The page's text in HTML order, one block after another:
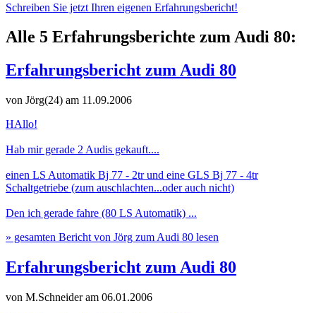
Schreiben Sie jetzt Ihren eigenen Erfahrungsbericht!
Alle 5 Erfahrungsberichte zum Audi 80:
Erfahrungsbericht zum Audi 80
von Jörg(24) am 11.09.2006
HAllo!
Hab mir gerade 2 Audis gekauft....
einen LS Automatik Bj 77 - 2tr und eine GLS Bj 77 - 4tr
Schaltgetriebe (zum auschlachten...oder auch nicht)
Den ich gerade fahre (80 LS Automatik) ...
» gesamten Bericht von Jörg zum Audi 80 lesen
Erfahrungsbericht zum Audi 80
von M.Schneider am 06.01.2006